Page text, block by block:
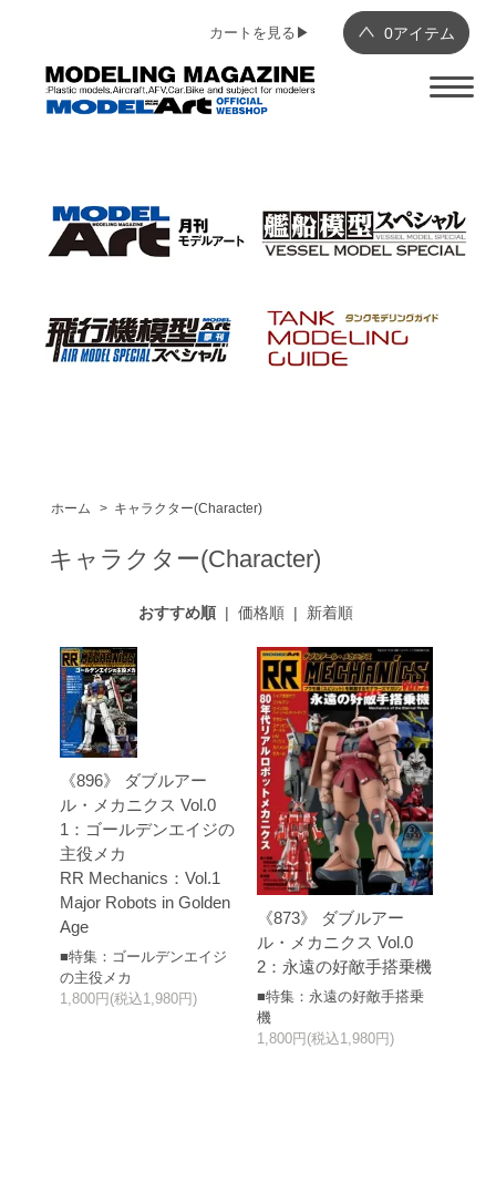
0アイテム
カートを見る▶︎
ホーム > キャラクター(Character)
キャラクター(Character)
おすすめ順 |価格順 | 新着順
《896》 ダブルアー
ル・メカニクス Vol.0
1：ゴールデンエイジの
主役メカ
RR Mechanics：Vol.1
Major Robots in Golden
Age
■特集：ゴールデンエイジ
の主役メカ
1,800円(税込1,980円)
《873》 ダブルアー
ル・メカニクス Vol.0
2：永遠の好敵手搭乗機
■特集：永遠の好敵手搭乗
機
1,800円(税込1,980円)